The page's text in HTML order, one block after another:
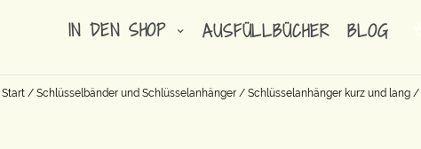
IN DEN SHOP AUSFÜLLBÜCHER BLOG
Start / Schlüsselbänder und Schlüsselanhänger / Schlüsselanhänger kurz und lang /